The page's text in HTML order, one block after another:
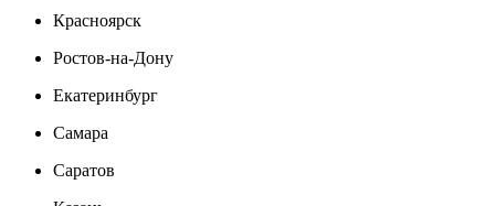
Красноярск
Ростов-на-Дону
Екатеринбург
Самара
Саратов